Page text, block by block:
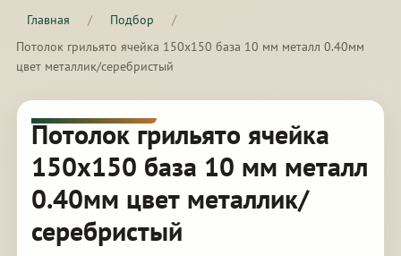
Главная / Подбор
/
Потолок грильято ячейка 150х150 база 10 мм металл 0.40мм
цвет металлик/серебристый
Потолок грильято ячейка
150х150 база 10 мм металл
0.40мм цвет металлик/
серебристый